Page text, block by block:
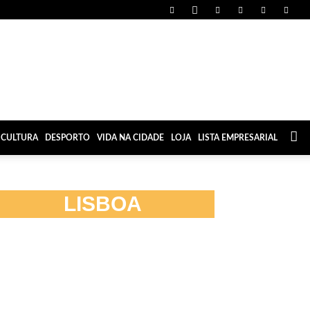
CULTURA DESPORTO VIDA NA CIDADE LOJA LISTA EMPRESARIAL
LISBOA